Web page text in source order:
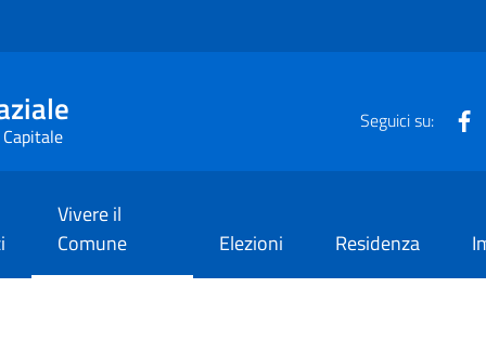
Seguici su:
Vivere il
Comune
Elezioni Residenza